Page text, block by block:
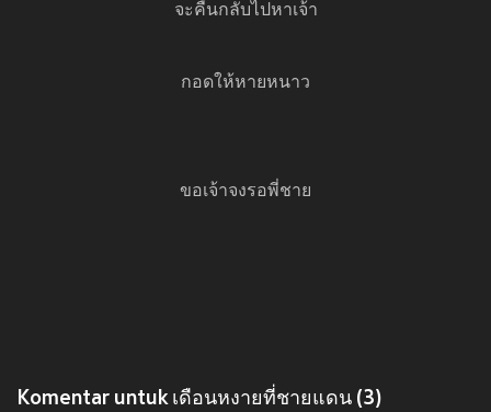
จะคืนกลับไปหาเจ้า
กอดให้หายหนาว
ขอเจ้าจงรอพี่ชาย
Komentar untuk เดือนหงายที่ชายแดน (3)